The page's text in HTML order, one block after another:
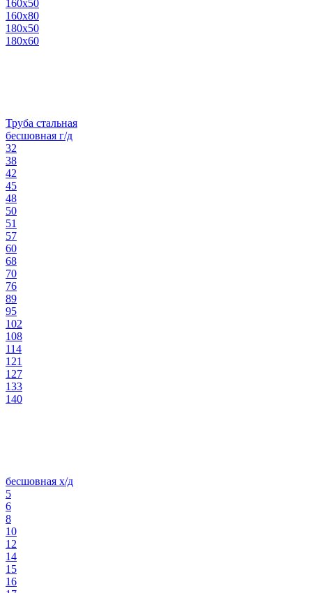
160х50
160х80
180х50
180х60
Труба стальная
бесшовная г/д
32
38
42
45
48
50
51
57
60
68
70
76
89
95
102
108
114
121
127
133
140
бесшовная х/д
5
6
8
10
12
14
15
16